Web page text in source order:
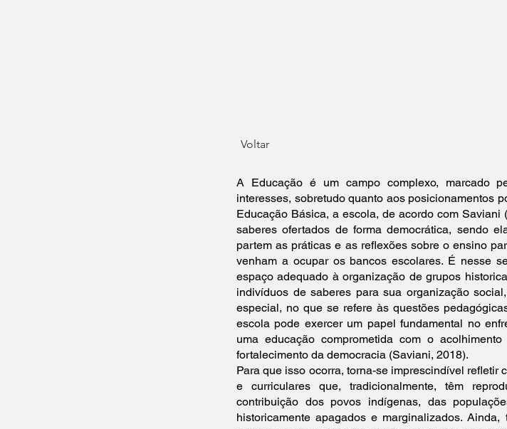
Voltar
A Educação é um campo complexo, marcado
interesses, sobretudo quanto aos posicionamentos
Educação Básica, a escola, de acordo com
saberes ofertados de forma democrática, sendo
partem as práticas e as reflexões sobre o ensino
venham a ocupar os bancos escolares. É nesse
espaço adequado à organização de grupos
indivíduos de saberes para sua organização
especial, no que se refere às questões
escola pode exercer um papel fundamental no
uma educação comprometida com o
fortalecimento da democracia (Saviani, 2018).
Para que isso ocorra, torna-se imprescindível refletir
e curriculares que, tradicionalmente, têm
contribuição dos povos indígenas, das
historicamente apagados e marginalizados.